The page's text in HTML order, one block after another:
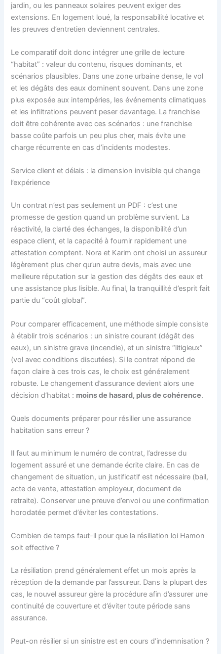
jardin, ou les panneaux solaires peuvent exiger des
extensions. En logement loué, la responsabilité locative et
les preuves d’entretien deviennent centrales.
Le comparatif doit donc intégrer une grille de lecture
“habitat” : valeur du contenu, risques dominants, et
scénarios plausibles. Dans une zone urbaine dense, le vol
et les dégâts des eaux dominent souvent. Dans une zone
plus exposée aux intempéries, les événements climatiques
et les infiltrations peuvent peser davantage. La franchise
doit être cohérente avec ces scénarios : une franchise
basse coûte parfois un peu plus cher, mais évite une
charge récurrente en cas d’incidents modestes.
Service client et délais : la dimension invisible qui change
l’expérience
Un contrat n’est pas seulement un PDF : c’est une
promesse de gestion quand un problème survient. La
réactivité, la clarté des échanges, la disponibilité d’un
espace client, et la capacité à fournir rapidement une
attestation comptent. Nora et Karim ont choisi un assureur
légèrement plus cher qu’un autre devis, mais avec une
meilleure réputation sur la gestion des dégâts des eaux et
une assistance plus lisible. Au final, la tranquillité d’esprit fait
partie du “coût global”.
Pour comparer efficacement, une méthode simple consiste
à établir trois scénarios : un sinistre courant (dégât des
eaux), un sinistre grave (incendie), et un sinistre “litigieux”
(vol avec conditions discutées). Si le contrat répond de
façon claire à ces trois cas, le choix est généralement
robuste. Le changement d’assurance devient alors une
décision d’habitat : moins de hasard, plus de cohérence.
Quels documents préparer pour résilier une assurance
habitation sans erreur ?
Il faut au minimum le numéro de contrat, l’adresse du
logement assuré et une demande écrite claire. En cas de
changement de situation, un justificatif est nécessaire (bail,
acte de vente, attestation employeur, document de
retraite). Conserver une preuve d’envoi ou une confirmation
horodatée permet d’éviter les contestations.
Combien de temps faut-il pour que la résiliation loi Hamon
soit effective ?
La résiliation prend généralement effet un mois après la
réception de la demande par l’assureur. Dans la plupart des
cas, le nouvel assureur gère la procédure afin d’assurer une
continuité de couverture et d’éviter toute période sans
assurance.
Peut-on résilier si un sinistre est en cours d’indemnisation ?